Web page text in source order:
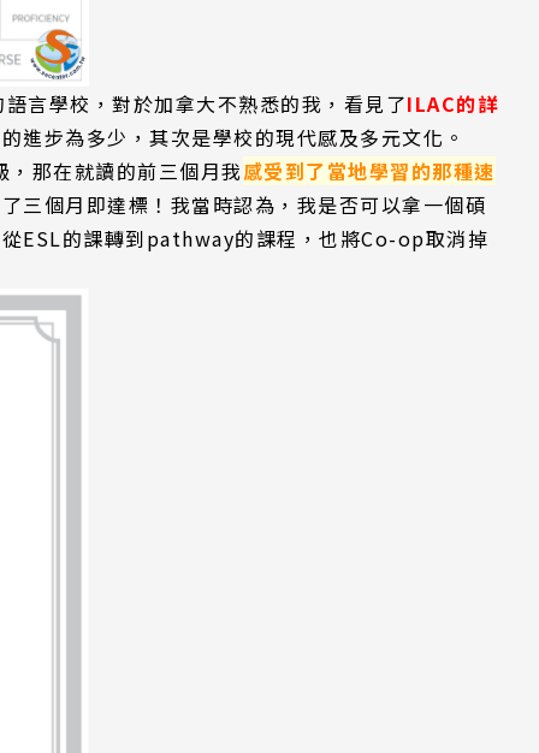
言學校，對於加拿大不熟悉的我，看見了ILAC的詳
進步為多少，其次是學校的現代感及多元文化。
那在就讀的前三個月我感受到了當地學習的那種速
三個月即達標！我當時認為，我是否可以拿一個碩
ESL的課轉到pathway的課程，也將Co-op取消掉